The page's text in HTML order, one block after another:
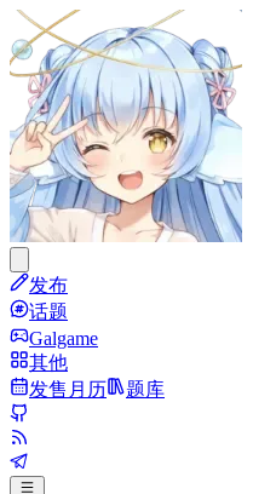
发布
话题
Galgame
其他
发售月历
题库